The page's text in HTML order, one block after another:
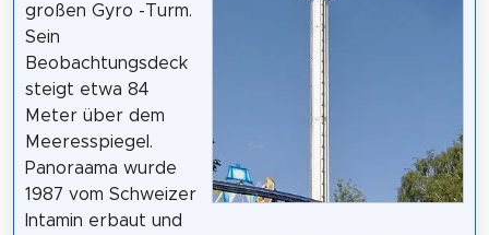
großen Gyro -Turm.
Sein
Beobachtungsdeck
steigt etwa 84
Meter über dem
Meeresspiegel.
Panoraama wurde
1987 vom Schweizer
Intamin erbaut und